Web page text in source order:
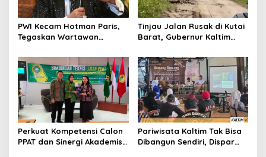
PWI Kecam Hotman Paris,
Tegaskan Wartawan
Tinjau Jalan Rusak di Kutai
Barat, Gubernur Kaltim
Kilometer
Perkuat Kompetensi Calon
PPAT dan Sinergi Akademis,
Pariwisata Kaltim Tak Bisa
Dibangun Sendiri, Dispar